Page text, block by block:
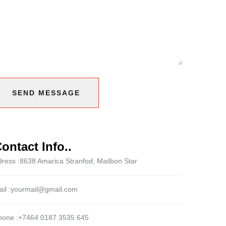
SEND MESSAGE
SEND MESSAGE
Info..
:8638 Amarica Stranfod, Mailbon Star
:yourmail@gmail.com
:+7464 0187 3535 645